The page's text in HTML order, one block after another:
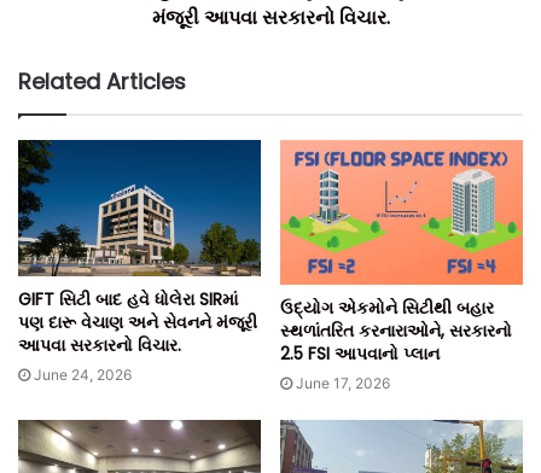
મંજૂરી આપવા સરકારનો વિચાર.
Related Articles
GIFT સિટી બાદ હવે ધોલેરા SIRમાં
પણ દારૂ વેચાણ અને સેવનને મંજૂરી
આપવા સરકારનો વિચાર.
June 24, 2026
ઉદ્યોગ એકમોને સિટીથી બહાર
સ્થળાંતરિત કરનારાઓને, સરકારનો
2.5 FSI આપવાનો પ્લાન
June 17, 2026